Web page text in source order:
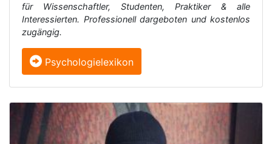
für Wissenschaftler, Studenten, Praktiker & alle
Interessierten. Professionell dargeboten und kostenlos
zugängig.
Psychologielexikon